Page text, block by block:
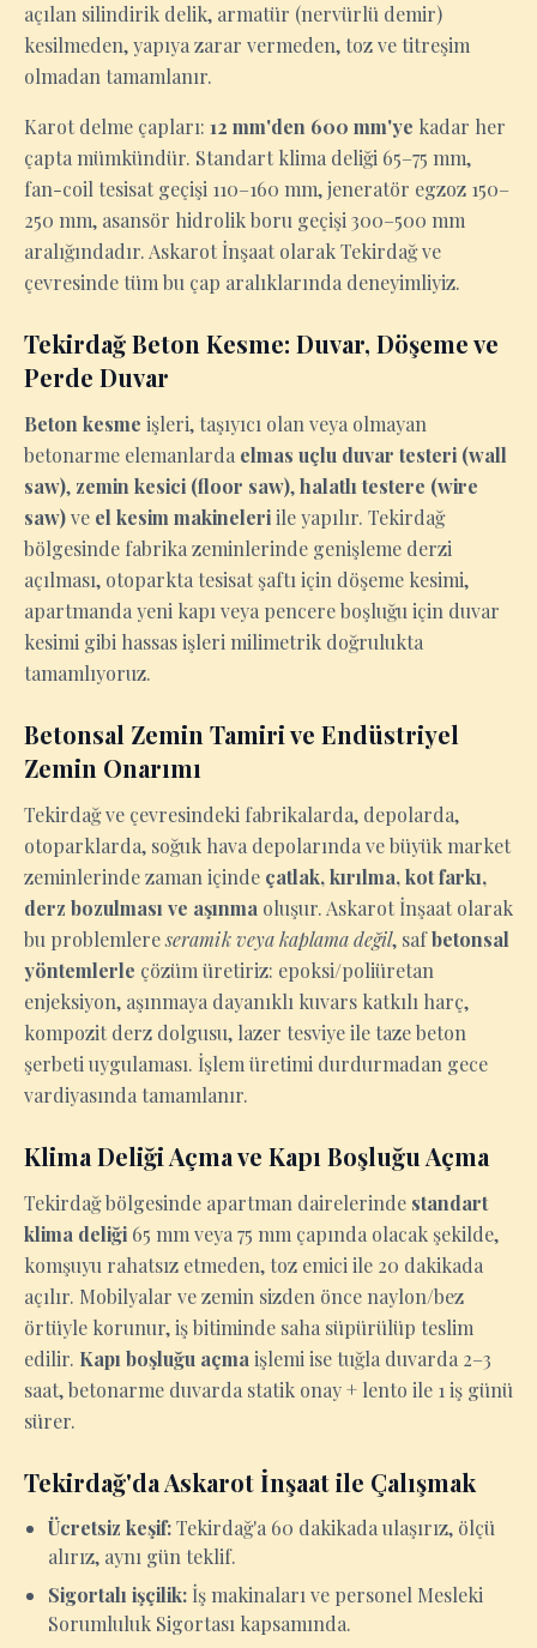
açılan silindirik delik, armatür (nervürlü demir)
kesilmeden, yapıya zarar vermeden, toz ve titreşim
olmadan tamamlanır.
Karot delme çapları: 12 mm'den 600 mm'ye kadar her
çapta mümkündür. Standart klima deliği 65–75 mm,
fan-coil tesisat geçişi 110–160 mm, jeneratör egzoz 150–
250 mm, asansör hidrolik boru geçişi 300–500 mm
aralığındadır. Askarot İnşaat olarak Tekirdağ ve
çevresinde tüm bu çap aralıklarında deneyimliyiz.
Tekirdağ Beton Kesme: Duvar, Döşeme ve
Perde Duvar
Beton kesme işleri, taşıyıcı olan veya olmayan
betonarme elemanlarda elmas uçlu duvar testeri (wall
saw), zemin kesici (floor saw),halatlı testere (wire
saw)ve el kesim makineleriile yapılır. Tekirdağ
bölgesinde fabrika zeminlerinde genişleme derzi
açılması, otoparkta tesisat şaftı için döşeme kesimi,
apartmanda yeni kapı veya pencere boşluğu için duvar
kesimi gibi hassas işleri milimetrik doğrulukta
tamamlıyoruz.
Betonsal Zemin Tamiri ve Endüstriyel
Zemin Onarımı
Tekirdağ ve çevresindeki fabrikalarda, depolarda,
otoparklarda, soğuk hava depolarında ve büyük market
zeminlerinde zaman içinde çatlak, kırılma, kot farkı,
derz bozulması ve aşınma oluşur. Askarot İnşaat olarak
bu problemlereseramik veya kaplama değil, safbetonsal
yöntemlerle çözüm üretiriz: epoksi/poliüretan
enjeksiyon, aşınmaya dayanıklı kuvars katkılı harç,
kompozit derz dolgusu, lazer tesviye ile taze beton
şerbeti uygulaması. İşlem üretimi durdurmadan gece
vardiyasında tamamlanır.
Klima Deliği Açma ve Kapı Boşluğu Açma
Tekirdağ bölgesinde apartman dairelerinde standart
klima deliği 65 mm veya 75 mm çapında olacak şekilde,
komşuyu rahatsız etmeden, toz emici ile 20 dakikada
açılır. Mobilyalar ve zemin sizden önce naylon/bez
örtüyle korunur, iş bitiminde saha süpürülüp teslim
edilir. Kapı boşluğu açma işlemi ise tuğla duvarda 2–3
saat, betonarme duvarda statik onay + lento ile 1 iş günü
sürer.
Tekirdağ'da Askarot İnşaat ile Çalışmak
Ücretsiz keşif:Tekirdağ'a 60 dakikada ulaşırız, ölçü
alırız, aynı gün teklif.
Sigortalı işçilik: İş makinaları ve personel Mesleki
Sorumluluk Sigortası kapsamında.